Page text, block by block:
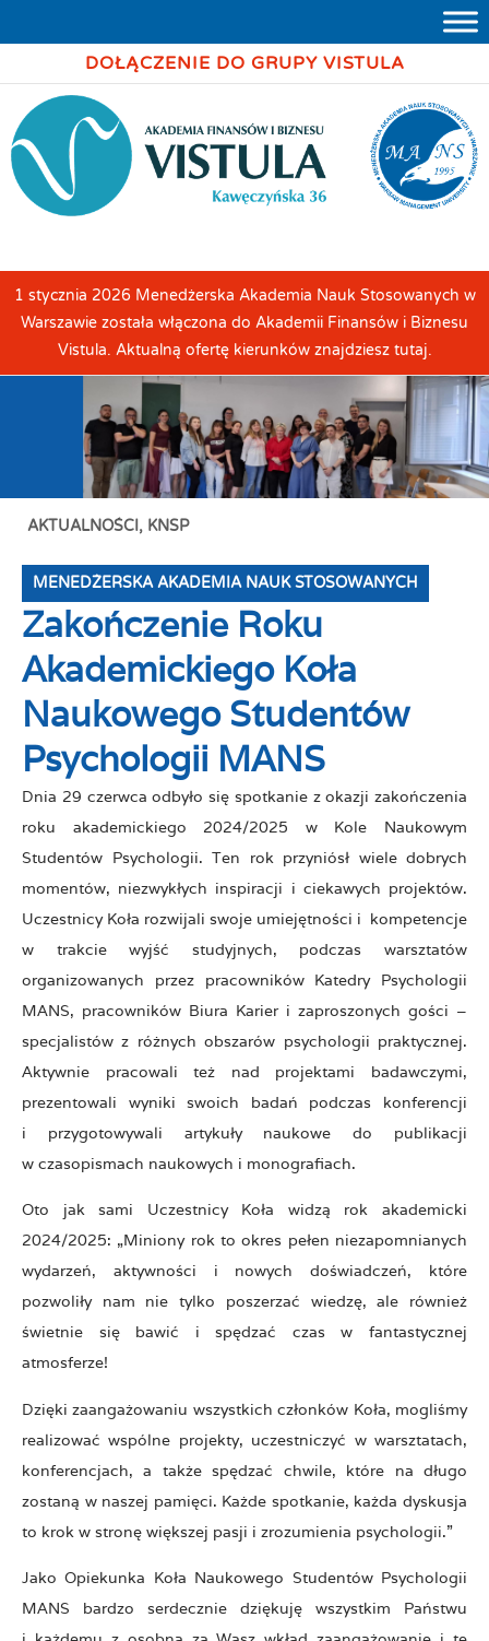
DOŁĄCZENIE DO GRUPY VISTULA
1 stycznia 2026 Menedżerska Akademia Nauk Stosowanych w
Warszawie została włączona do Akademii Finansów i Biznesu
Vistula. Aktualną ofertę kierunków znajdziesz tutaj.
AKTUALNOŚCI, KNSP
MENEDŻERSKA AKADEMIA NAUK STOSOWANYCH
Zakończenie Roku
Akademickiego Koła
Naukowego Studentów
Psychologii MANS
Dnia 29 czerwca odbyło się spotkanie z okazji zakończenia
roku akademickiego 2024/2025 w Kole Naukowym
Studentów Psychologii. Ten rok przyniósł wiele dobrych
momentów, niezwykłych inspiracji i ciekawych projektów.
Uczestnicy Koła rozwijali swoje umiejętności i kompetencje
w trakcie wyjść studyjnych, podczas warsztatów
organizowanych przez pracowników Katedry Psychologii
MANS, pracowników Biura Karier i zaproszonych gości –
specjalistów z różnych obszarów psychologii praktycznej.
Aktywnie pracowali też nad projektami badawczymi,
prezentowali wyniki swoich badań podczas konferencji
i przygotowywali artykuły naukowe do publikacji
w czasopismach naukowych i monografiach.
Oto jak sami Uczestnicy Koła widzą rok akademicki
2024/2025: „Miniony rok to okres pełen niezapomnianych
wydarzeń, aktywności i nowych doświadczeń, które
pozwoliły nam nie tylko poszerzać wiedzę, ale również
świetnie się bawić i spędzać czas w fantastycznej
atmosferze!
Dzięki zaangażowaniu wszystkich członków Koła, mogliśmy
realizować wspólne projekty, uczestniczyć w warsztatach,
konferencjach, a także spędzać chwile, które na długo
zostaną w naszej pamięci. Każde spotkanie, każda dyskusja
to krok w stronę większej pasji i zrozumienia psychologii.”
Jako Opiekunka Koła Naukowego Studentów Psychologii
MANS bardzo serdecznie dziękuję wszystkim Państwu